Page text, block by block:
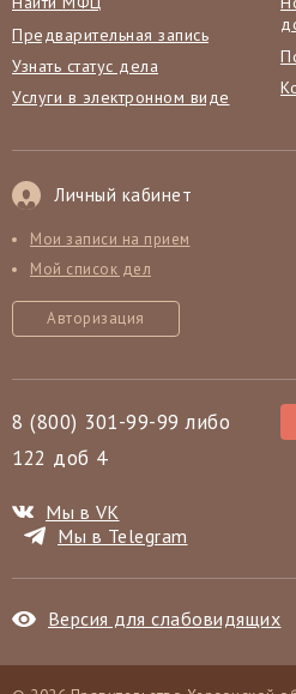
Предварительная запись
Узнать статус дела
Услуги в электронном виде
Личный кабинет
Мои записи на прием
Мой список дел
Авторизация
8 (800) 301-99-99 либо
122 доб 4
Мы в VK
Мы в Telegram
Версия для слабовидящих